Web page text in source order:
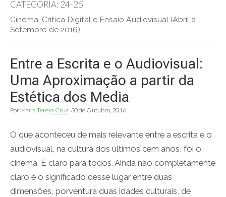
CATEGORIA: 24-25
Cinema, Crítica Digital e Ensaio Audiovisual (Abril a
Setembro de 2016)
Entre a Escrita e o Audiovisual:
Uma Aproximação a partir da
Estética dos Media
Por Maria Teresa Cruz 30 de Outubro, 2016
O que aconteceu de mais relevante entre a escrita e o
audiovisual, na cultura dos últimos cem anos, foi o
cinema. É claro para todos. Ainda não completamente
claro é o significado desse lugar entre duas
dimensões, porventura duas idades culturais, de